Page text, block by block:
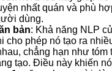
nhất quán và phù
dùng.
bản: Khả năng NLP
cho phép nó tạo ra
chẳng hạn như tóm
tạo. Điều này khiến